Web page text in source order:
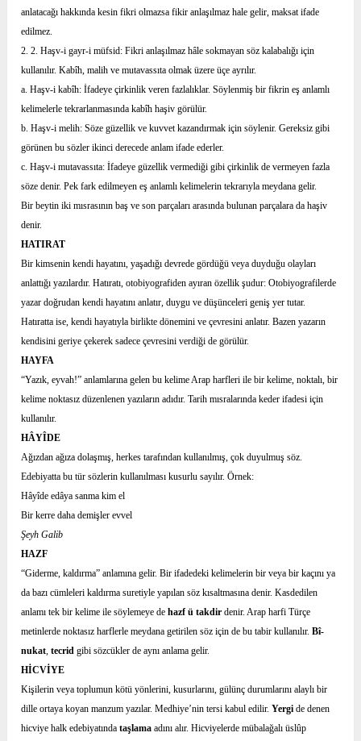
anlatacağı hakkında kesin fikri olmazsa fikir anlaşılmaz hale gelir, maksat ifade
edilmez.
2. 2. Haşv-i gayr-i müfsid: Fikri anlaşılmaz hâle sokmayan söz kalabalığı için
kullanılır. Kabîh, malih ve mutavassıta olmak üzere üçe ayrılır.
a. Haşv-i kabîh: İfadeye çirkinlik veren fazlalıklar. Söylenmiş bir fikrin eş anlamlı
kelimelerle tekrarlanmasında kabîh haşiv görülür.
b. Haşv-i melih: Söze güzellik ve kuvvet kazandırmak için söylenir. Gereksiz gibi
görünen bu sözler ikinci derecede anlam ifade ederler.
c. Haşv-i mutavassıta: İfadeye güzellik vermediği gibi çirkinlik de vermeyen fazla
söze denir. Pek fark edilmeyen eş anlamlı kelimelerin tekrarıyla meydana gelir.
Bir beytin iki mısrasının baş ve son parçaları arasında bulunan parçalara da haşiv
denir.
HATIRAT
Bir kimsenin kendi hayatını, yaşadığı devrede gördüğü veya duyduğu olayları
anlattığı yazılardır. Hatıratı, otobiyografiden ayıran özellik şudur: Otobiyografilerde
yazar doğrudan kendi hayatını anlatır, duygu ve düşünceleri geniş yer tutar.
Hatıratta ise, kendi hayatıyla birlikte dönemini ve çevresini anlatır. Bazen yazarın
kendisini geriye çekerek sadece çevresini verdiği de görülür.
HAYFA
“Yazık, eyvah!” anlamlarına gelen bu kelime Arap harfleri ile bir kelime, noktalı, bir
kelime noktasız düzenlenen yazıların adıdır. Tarih mısralarında keder ifadesi için
kullanılır.
HÂYÎDE
Ağızdan ağıza dolaşmış, herkes tarafından kullanılmış, çok duyulmuş söz.
Edebiyatta bu tür sözlerin kullanılması kusurlu sayılır. Örnek:
Hâyîde edâya sanma kim el
Bir kerre daha demişler evvel
Şeyh Galib
HAZF
“Giderme, kaldırma” anlamına gelir. Bir ifadedeki kelimelerin bir veya bir kaçını ya
da bazı cümleleri kaldırma suretiyle yapılan söz kısaltmasına denir. Kasdedilen
anlamı tek bir kelime ile söylemeye dehazf ü takdir denir. Arap harfi Türçe
metinlerde noktasız harflerle meydana getirilen söz için de bu tabir kullanılır.Bî-
nukat,tecrid gibi sözcükler de aynı anlama gelir.
HİCVİYE
Kişilerin veya toplumun kötü yönlerini, kusurlarını, gülünç durumlarını alaylı bir
dille ortaya koyan manzum yazılar. Medhiye’nin tersi kabul edilir.Yergi de denen
hicviye halk edebiyatındataşlama adını alır. Hicviyelerde mübalağalı üslûp